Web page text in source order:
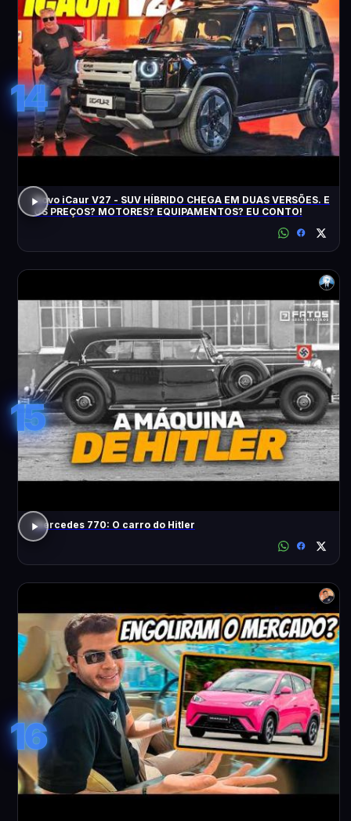
14
Novo iCaur V27 - SUV HÍBRIDO CHEGA EM DUAS VERSÕES. E
OS PREÇOS? MOTORES? EQUIPAMENTOS? EU CONTO!
15
Mercedes 770: O carro do Hitler
16